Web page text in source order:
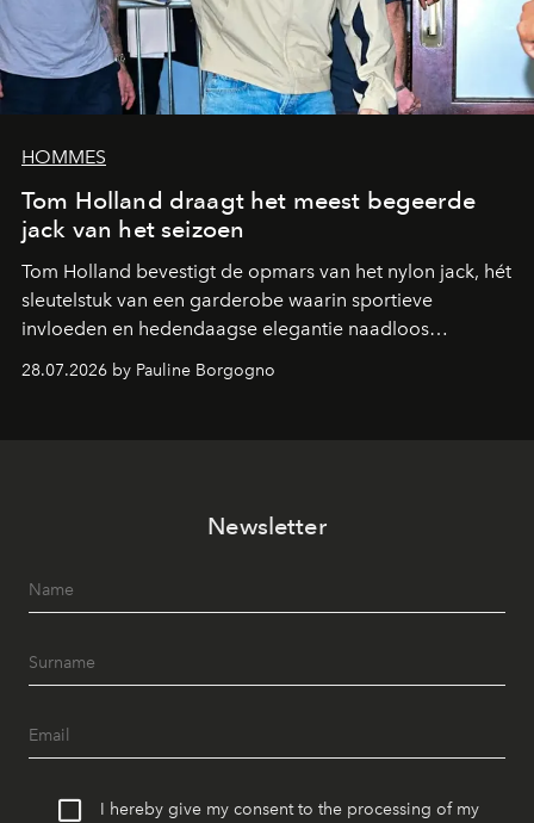
HOMMES
Tom Holland draagt het meest begeerde
jack van het seizoen
Tom Holland bevestigt de opmars van het nylon jack, hét
sleutelstuk van een garderobe waarin sportieve
invloeden en hedendaagse elegantie naadloos
samenkomen.
28.07.2026 by Pauline Borgogno
Newsletter
I hereby give my consent to the processing of my